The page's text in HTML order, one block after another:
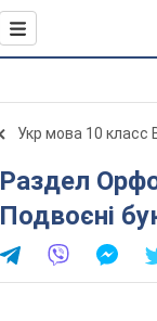
Укр мова 10 класс
Раздел Орфоепічна й орфографічна норми. § 29.
Подвоєні